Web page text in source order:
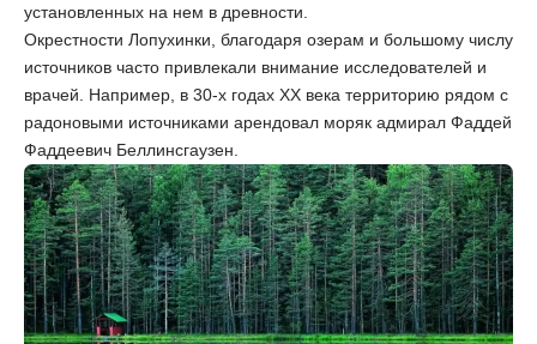
установленных на нем в древности.
Окрестности Лопухинки, благодаря озерам и большому числу
источников часто привлекали внимание исследователей и
врачей. Например, в 30-х годах XX века территорию рядом с
радоновыми источниками арендовал моряк адмирал Фаддей
Фаддеевич Беллинсгаузен.